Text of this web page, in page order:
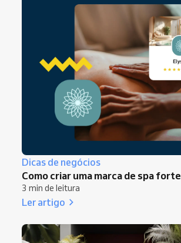
Dicas de negócios
Como criar uma marca de spa forte
3 min de leitura
Ler artigo